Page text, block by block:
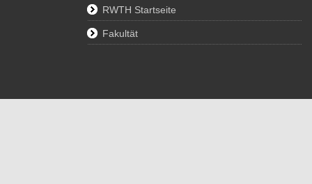
RWTH Startseite
Fakultät